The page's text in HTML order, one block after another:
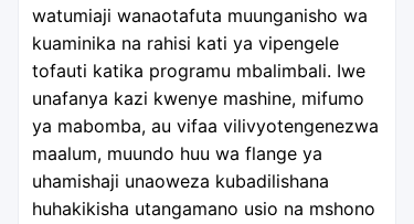
watumiaji wanaotafuta muunganisho wa
kuaminika na rahisi kati ya vipengele
tofauti katika programu mbalimbali. Iwe
unafanya kazi kwenye mashine, mifumo
ya mabomba, au vifaa vilivyotengenezwa
maalum, muundo huu wa flange ya
uhamishaji unaoweza kubadilishana
huhakikisha utangamano usio na mshono